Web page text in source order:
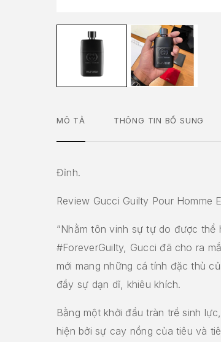
MÔ TẢ THÔNG TIN BỔ SUNG
Đỉnh.
Review Gucci Guilty Pour Homme
“Nhằm tôn vinh sự tự do được thể
#ForeverGuilty, Gucci đã cho ra
mới mang những cá tính đặc thù
đầy sự dạn dĩ, khiêu khích.
Bằng một khởi đầu tràn trề sinh
hiện bởi sự cay nồng của tiêu và